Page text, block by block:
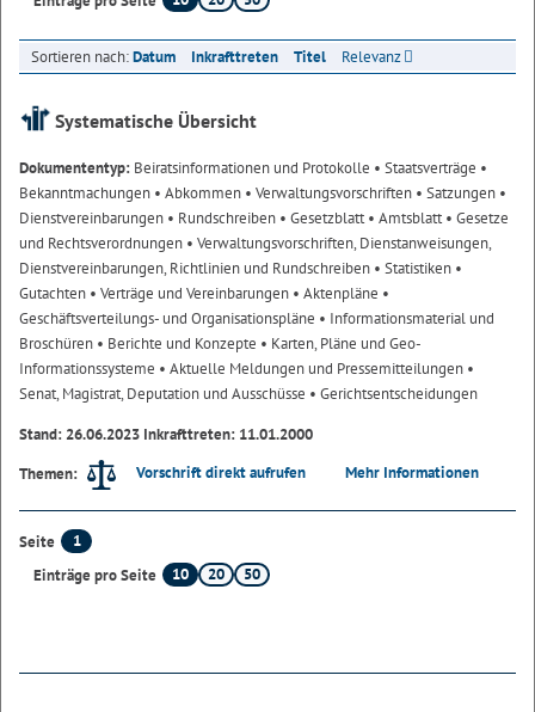
Sortieren nach:Datum Inkrafttreten Titel Relevanz
Systematische Übersicht
Dokumententyp: Beiratsinformationen und Protokolle • Staatsverträge •
Bekanntmachungen • Abkommen • Verwaltungsvorschriften • Satzungen •
Dienstvereinbarungen • Rundschreiben • Gesetzblatt• Amtsblatt• Gesetze
und Rechtsverordnungen • Verwaltungsvorschriften, Dienstanweisungen,
Dienstvereinbarungen, Richtlinien und Rundschreiben • Statistiken •
Gutachten • Verträge und Vereinbarungen • Aktenpläne •
Geschäftsverteilungs- und Organisationspläne • Informationsmaterial und
Broschüren • Berichte und Konzepte • Karten, Pläne und Geo-
Informationssysteme • Aktuelle Meldungen und Pressemitteilungen •
Senat, Magistrat, Deputation und Ausschüsse • Gerichtsentscheidungen
Stand: 26.06.2023 Inkrafttreten: 11.01.2000
Themen:
Vorschrift direkt aufrufen Mehr Informationen
Seite
1
Einträge pro Seite
10 20 50